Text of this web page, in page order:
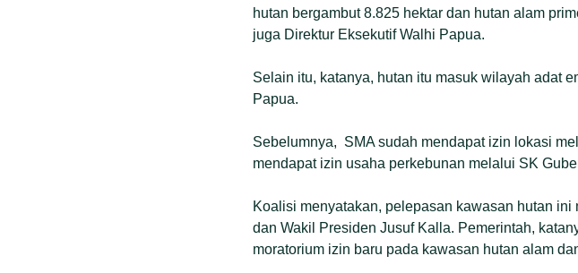
hutan bergambut 8.825 hektar dan hutan alam
juga Direktur Eksekutif Walhi Papua.
Selain itu, katanya, hutan itu masuk wilayah adat
Papua.
Sebelumnya, SMA sudah mendapat izin lokasi
mendapat izin usaha perkebunan melalui SK
Koalisi menyatakan, pelepasan kawasan hutan
dan Wakil Presiden Jusuf Kalla. Pemerintah,
moratorium izin baru pada kawasan hutan alam